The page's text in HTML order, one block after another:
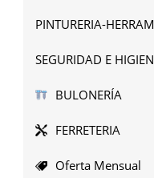
PINTURERIA-
SEGURIDAD E
BULONERÍA
FERRETERIA
Oferta Mensual